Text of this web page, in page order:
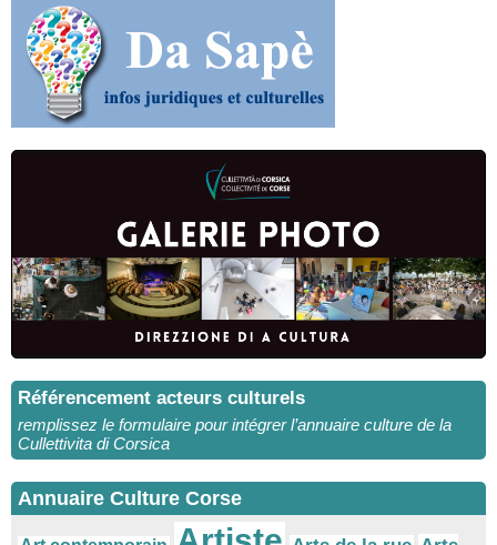
Référencement acteurs culturels
remplissez le formulaire pour intégrer l’annuaire culture de la
Cullettivita di Corsica
Annuaire Culture Corse